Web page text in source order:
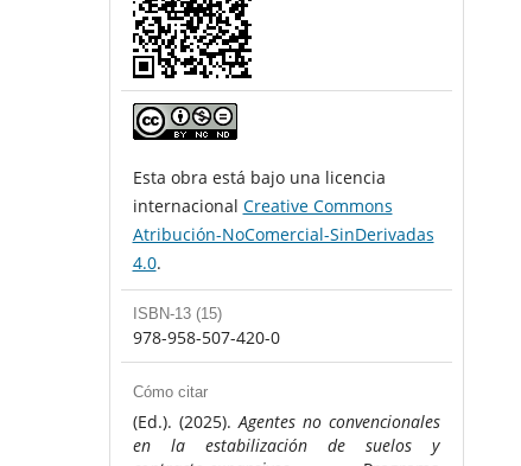
Esta obra está bajo una licencia
internacional Creative Commons
Atribución-NoComercial-SinDerivadas
4.0.
ISBN-13 (15)
978-958-507-420-0
Cómo citar
(Ed.). (2025).Agentes no convencionales
en la estabilización de suelos y